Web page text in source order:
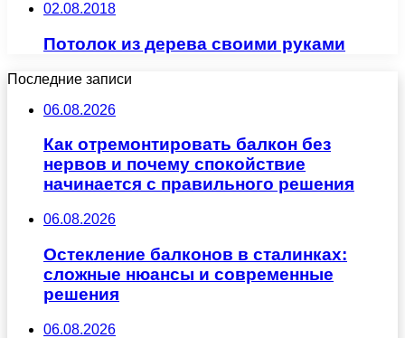
02.08.2018
Потолок из дерева своими руками
Последние записи
06.08.2026
Как отремонтировать балкон без
нервов и почему спокойствие
начинается с правильного решения
06.08.2026
Остекление балконов в сталинках:
сложные нюансы и современные
решения
06.08.2026